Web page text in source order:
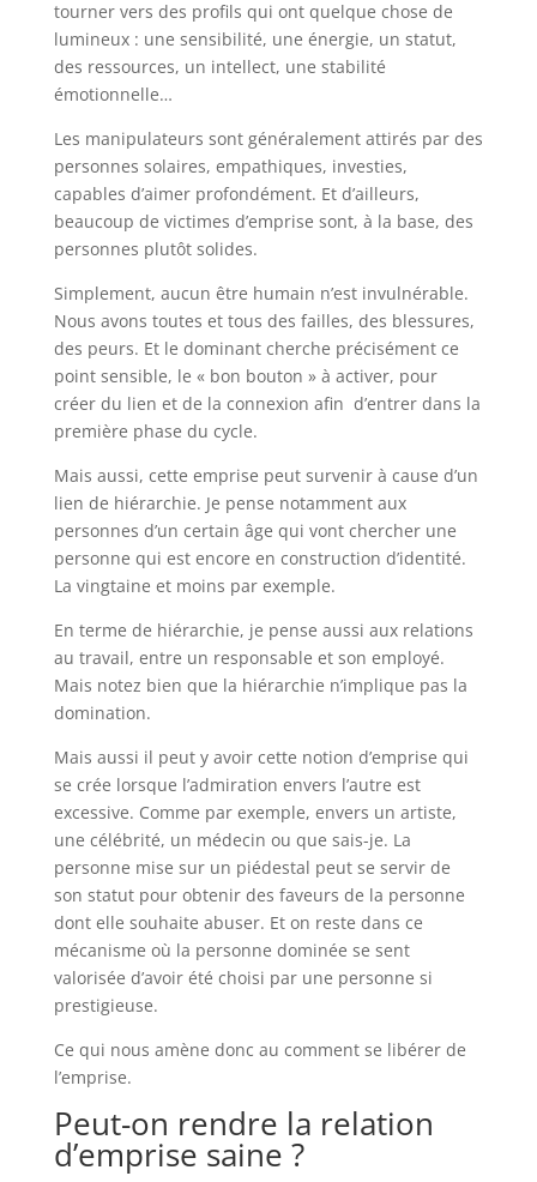
tourner vers des profils qui ont quelque chose de
lumineux : une sensibilité, une énergie, un statut,
des ressources, un intellect, une stabilité
émotionnelle…
Les manipulateurs sont généralement attirés par des
personnes solaires, empathiques, investies,
capables d’aimer profondément. Et d’ailleurs,
beaucoup de victimes d’emprise sont, à la base, des
personnes plutôt solides.
Simplement, aucun être humain n’est invulnérable.
Nous avons toutes et tous des failles, des blessures,
des peurs. Et le dominant cherche précisément ce
point sensible, le « bon bouton » à activer, pour
créer du lien et de la connexion afin d’entrer dans la
première phase du cycle.
Mais aussi, cette emprise peut survenir à cause d’un
lien de hiérarchie. Je pense notamment aux
personnes d’un certain âge qui vont chercher une
personne qui est encore en construction d’identité.
La vingtaine et moins par exemple.
En terme de hiérarchie, je pense aussi aux relations
au travail, entre un responsable et son employé.
Mais notez bien que la hiérarchie n’implique pas la
domination.
Mais aussi il peut y avoir cette notion d’emprise qui
se crée lorsque l’admiration envers l’autre est
excessive. Comme par exemple, envers un artiste,
une célébrité, un médecin ou que sais-je. La
personne mise sur un piédestal peut se servir de
son statut pour obtenir des faveurs de la personne
dont elle souhaite abuser. Et on reste dans ce
mécanisme où la personne dominée se sent
valorisée d’avoir été choisi par une personne si
prestigieuse.
Ce qui nous amène donc au comment se libérer de
l’emprise.
Peut-on rendre la relation
d’emprise saine ?